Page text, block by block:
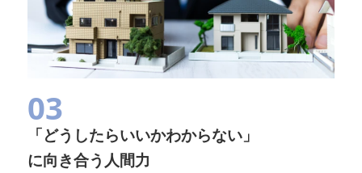
03
「どうしたらいいかわからない」
に向き合う人間力